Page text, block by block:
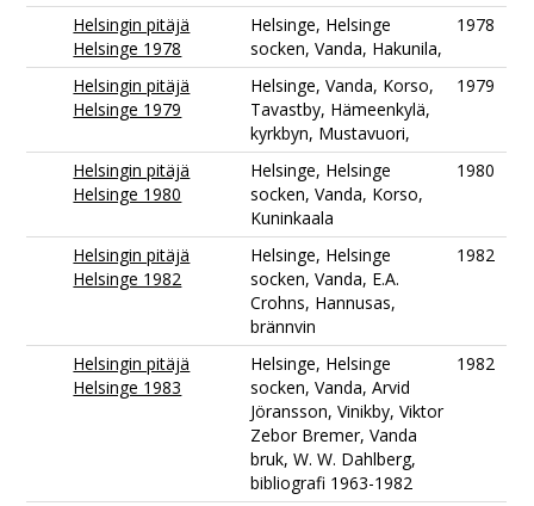
Helsingin pitäjä
Helsinge 1978
Helsinge, Helsinge
socken, Vanda, Hakunila,
1978
Helsingin pitäjä
Helsinge 1979
Helsinge, Vanda, Korso,
Tavastby, Hämeenkylä,
kyrkbyn, Mustavuori,
1979
Helsingin pitäjä
Helsinge 1980
Helsinge, Helsinge
socken, Vanda, Korso,
Kuninkaala
1980
Helsingin pitäjä
Helsinge 1982
Helsinge, Helsinge
socken, Vanda, E.A.
Crohns, Hannusas,
brännvin
1982
Helsingin pitäjä
Helsinge 1983
Helsinge, Helsinge
socken, Vanda, Arvid
Jöransson, Vinikby, Viktor
Zebor Bremer, Vanda
bruk, W. W. Dahlberg,
bibliografi 1963-1982
1982